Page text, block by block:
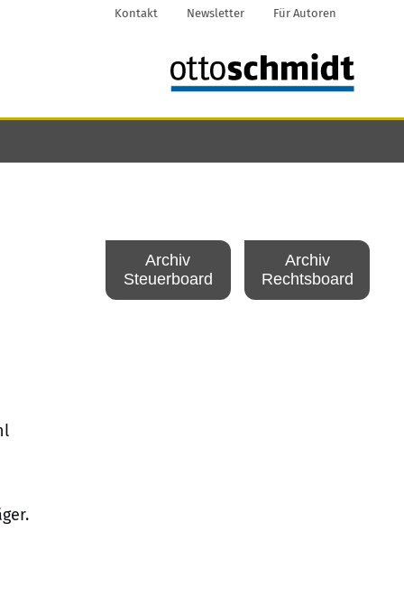
Kontakt Newsletter Für Autoren
Archiv
Steuerboard
Archiv
Rechtsboard